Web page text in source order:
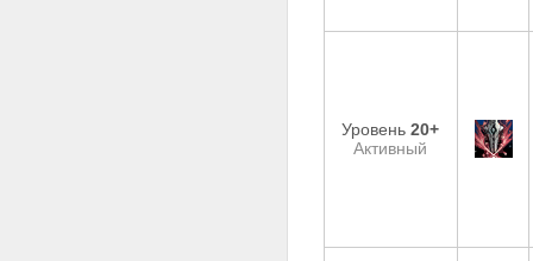
Уровень20+
Активный